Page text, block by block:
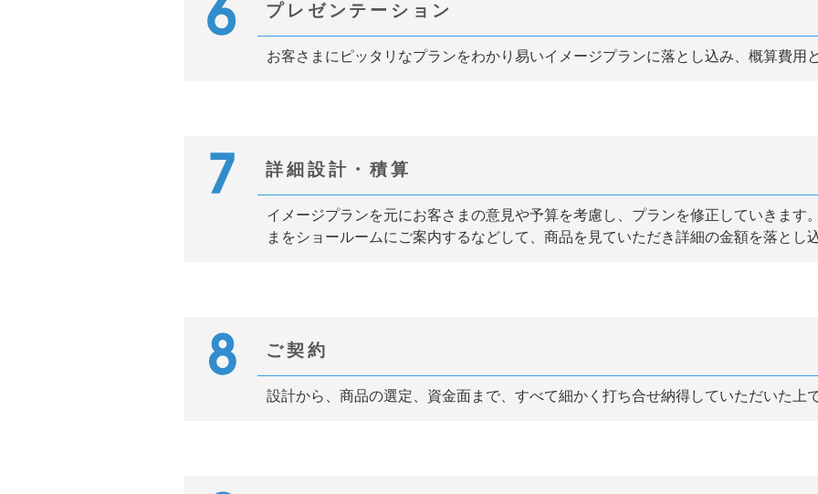
プレゼンテーション
お客さまにピッタリなプランをわかり易いイメージプランに落とし込み、概算費用
詳細設計・積算
イメージプランを元にお客さまの意見や予算を考慮し、プランを修正していきます
まをショールームにご案内するなどして、商品を見ていただき詳細の金額を落とし
ご契約
設計から、商品の選定、資金面まで、すべて細かく打ち合せ納得していただいた上